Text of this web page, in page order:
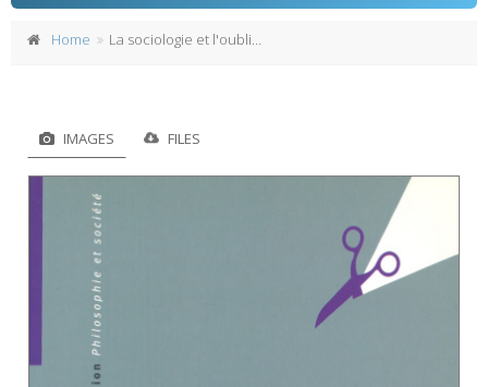
Home La sociologie et l'oubli du monde
IMAGES FILES